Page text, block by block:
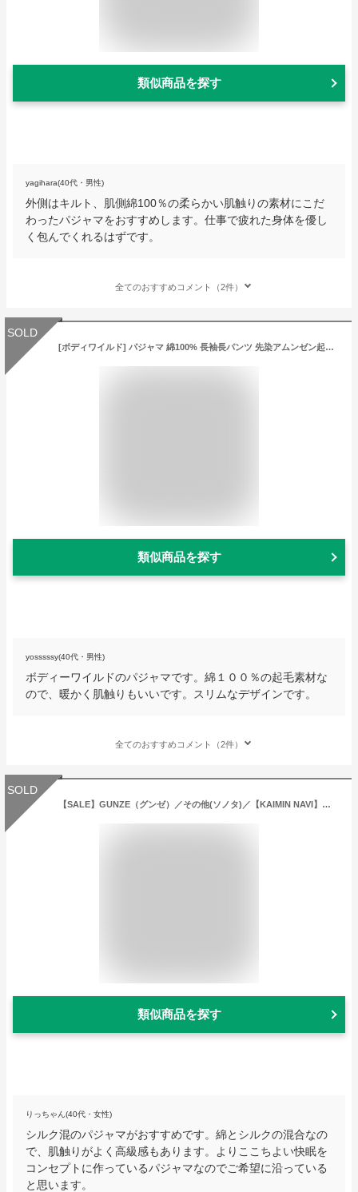
類似商品を探す
yagihara(40代・男性)
外側はキルト、肌側綿100％の柔らかい肌触りの素材にこだ
わったパジャマをおすすめします。仕事で疲れた身体を優し
く包んでくれるはずです。
全てのおすすめコメント（2件）
SOLD
[ボディワイルド] パジャマ 綿100% 長袖長パンツ 先染アムンゼン起毛 BJ6118 メンズ レッド 日本 LL (日本サイズ2L相当)
類似商品を探す
yosssssy(40代・男性)
ボディーワイルドのパジャマです。綿１００％の起毛素材な
ので、暖かく肌触りもいいです。スリムなデザインです。
全てのおすすめコメント（2件）
SOLD
【SALE】GUNZE（グンゼ）／その他(ソノタ)／【KAIMIN NAVI】パジャマ 長袖長パンツ（メンズ）／GM4008／M〜LL／男性／紳士／秋冬
類似商品を探す
りっちゃん(40代・女性)
シルク混のパジャマがおすすめです。綿とシルクの混合なの
で、肌触りがよく高級感もあります。よりここちよい快眠を
コンセプトに作っているパジャマなのでご希望に沿っている
と思います。